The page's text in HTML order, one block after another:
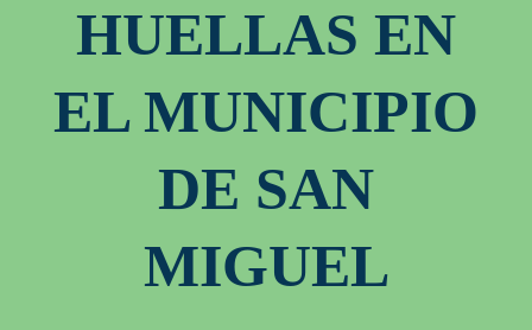
HUELLAS EN
EL MUNICIPIO
DE SAN
MIGUEL